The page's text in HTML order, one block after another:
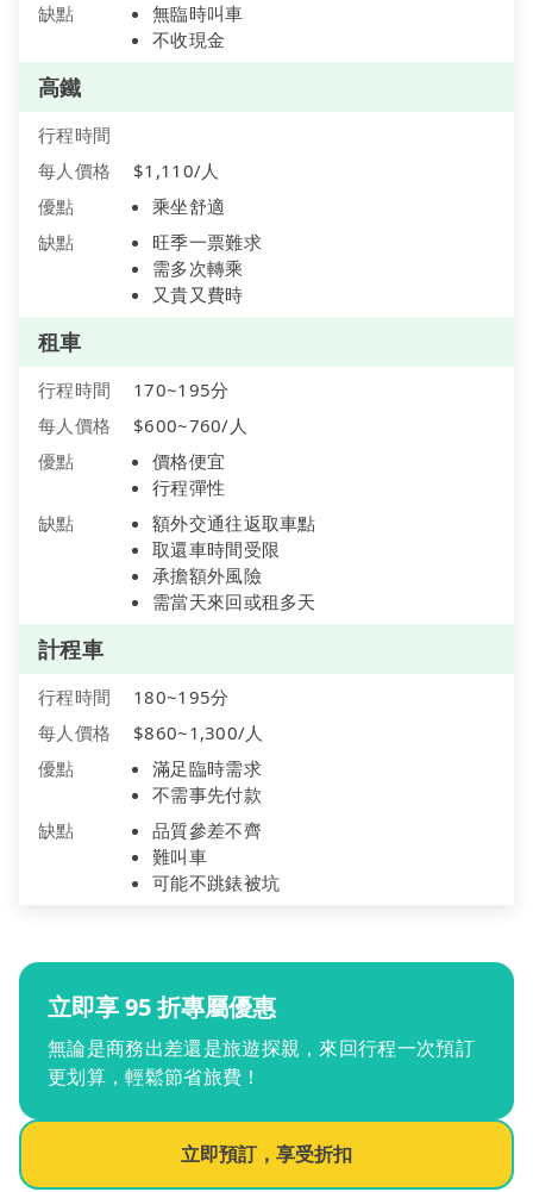
缺點
無臨時叫車
不收現金
高鐵
行程時間
每人價格
$1,110/人
優點
乘坐舒適
缺點
旺季一票難求
需多次轉乘
又貴又費時
租車
行程時間
170~195分
每人價格
$600~760/人
優點
價格便宜
行程彈性
缺點
額外交通往返取車點
取還車時間受限
承擔額外風險
需當天來回或租多天
計程車
行程時間
180~195分
每人價格
$860~1,300/人
優點
滿足臨時需求
不需事先付款
缺點
品質參差不齊
難叫車
可能不跳錶被坑
立即享 95 折專屬優惠
無論是商務出差還是旅遊探親，來回行程一次預訂
更划算，輕鬆節省旅費！
立即預訂，享受折扣